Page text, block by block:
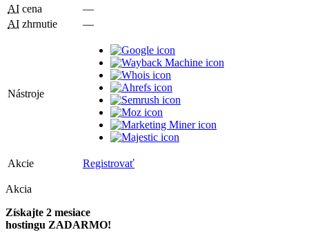
AI cena
—
AI zhrnutie —
Nástroje
Akcie Registrovať
Akcia
Získajte 2 mesiace
hostingu ZADARMO!